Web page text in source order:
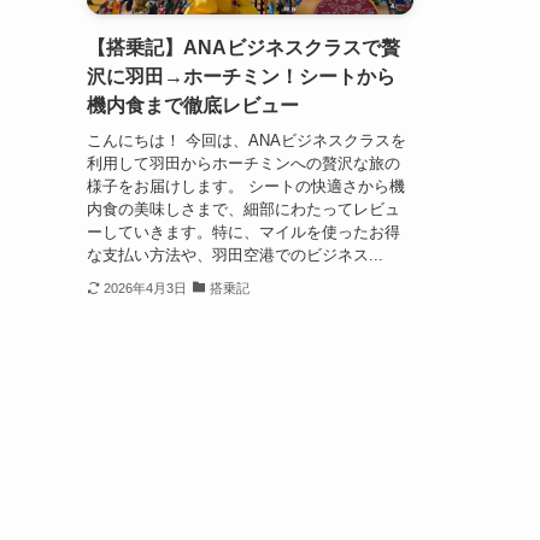
【搭乗記】ANAビジネスクラスで贅
沢に羽田→ホーチミン！シートから
機内食まで徹底レビュー
こんにちは！ 今回は、ANAビジネスクラスを
利用して羽田からホーチミンへの贅沢な旅の
様子をお届けします。 シートの快適さから機
内食の美味しさまで、細部にわたってレビュ
ーしていきます。特に、マイルを使ったお得
な支払い方法や、羽田空港でのビジネス...
2026年4月3日 搭乗記